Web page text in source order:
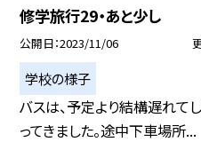
修学旅行29・あと少し
公開日 2023/11/06
学校の様子
バスは、予定より結構遅れて
ってきました。途中下車場所...